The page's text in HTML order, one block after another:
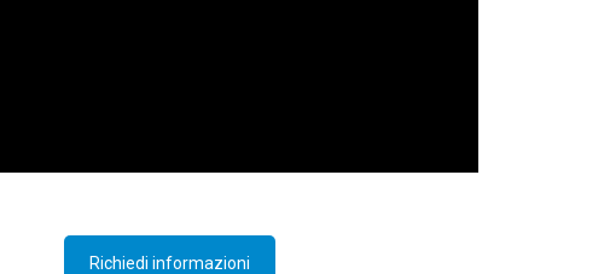
Richiedi informazioni